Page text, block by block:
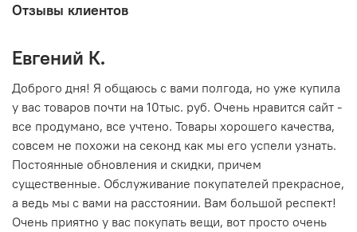
Отзывы клиентов
Евгений К.
Доброго дня! Я общаюсь с вами полгода, но уже купила
у вас товаров почти на 10тыс. руб. Очень нравится сайт -
все продумано, все учтено. Товары хорошего качества,
совсем не похожи на секонд как мы его успели узнать.
Постоянные обновления и скидки, причем
существенные. Обслуживание покупателей прекрасное,
а ведь мы с вами на расстоянии. Вам большой респект!
Очень приятно у вас покупать вещи, вот просто очень